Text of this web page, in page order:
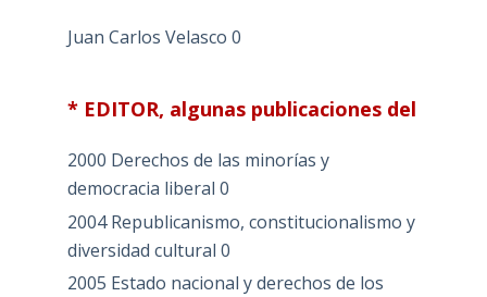
Juan Carlos Velasco 0
* EDITOR, algunas publicaciones del
2000 Derechos de las minorías y
democracia liberal 0
2004 Republicanismo, constitucionalismo y
diversidad cultural 0
2005 Estado nacional y derechos de los